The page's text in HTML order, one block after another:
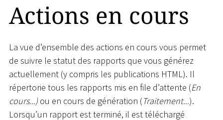
Actions en cours
La vue d’ensemble des actions en cours vous permet
de suivre le statut des rapports que vous générez
actuellement (y compris les publications HTML). Il
répertorie tous les rapports mis en file d’attente (En
cours...)ou en cours de génération (Traitement...).
Lorsqu’un rapport est terminé, il est téléchargé